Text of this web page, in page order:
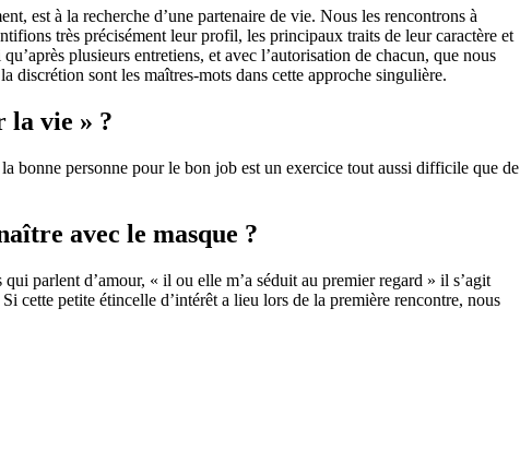
est à la recherche d’une partenaire de vie. Nous les rencontrons à
très précisément leur profil, les principaux traits de leur caractère et
plusieurs entretiens, et avec l’autorisation de chacun, que nous
discrétion sont les maîtres-mots dans cette approche singulière.
la vie » ?
bonne personne pour le bon job est un exercice tout aussi difficile que de
avec le masque ?
parlent d’amour, « il ou elle m’a séduit au premier regard » il s’agit
cette petite étincelle d’intérêt a lieu lors de la première rencontre, nous